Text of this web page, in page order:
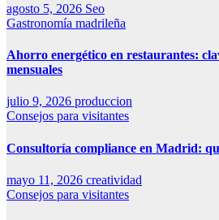
agosto 5, 2026 Seo
Gastronomía madrileña
Ahorro energético en restaurantes:
mensuales
julio 9, 2026 produccion
Consejos para visitantes
Consultoría compliance en Madrid:
mayo 11, 2026 creatividad
Consejos para visitantes